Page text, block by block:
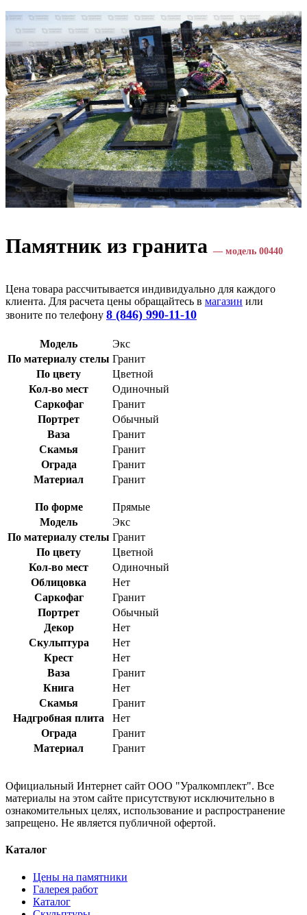
Памятник из гранита — модель 00440
Цена товара рассчитывается индивидуально для каждого
клиента. Для расчета цены обращайтесь в магазин или
звоните по телефону 8 (846) 990-11-10
Модель
Экс
По материалу стелы Гранит
По цвету
Цветной
Кол-во мест
Одиночный
Саркофаг
Гранит
Портрет
Обычный
Ваза
Гранит
Скамья
Гранит
Ограда
Гранит
Материал
Гранит
По форме
Прямые
Модель
Экс
По материалу стелы Гранит
По цвету
Цветной
Кол-во мест
Одиночный
Облицовка
Нет
Саркофаг
Гранит
Портрет
Обычный
Декор
Нет
Скульптура
Нет
Крест
Нет
Ваза
Гранит
Книга
Нет
Скамья
Гранит
Надгробная плита
Нет
Ограда
Гранит
Материал
Гранит
Официальный Интернет сайт ООО "Уралкомплект". Все
материалы на этом сайте присутствуют исключительно в
ознакомительных целях, использование и распространение
запрещено. Не является публичной офертой.
Каталог
Цены на памятники
Галерея работ
Каталог